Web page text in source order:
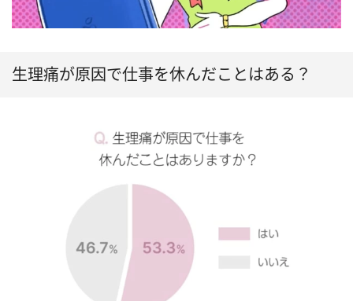
生理痛が原因で仕事を休んだことはある？